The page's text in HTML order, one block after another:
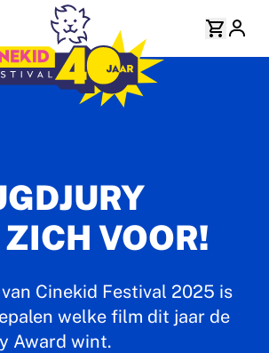
VOOR!
Cinekid Festival 2025 is
welke film dit jaar de
Award wint.